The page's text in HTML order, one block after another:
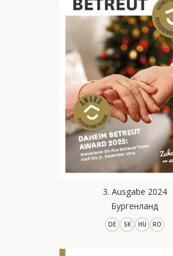
3. Ausgabe 2024
Бургенланд
DE SK HU RO